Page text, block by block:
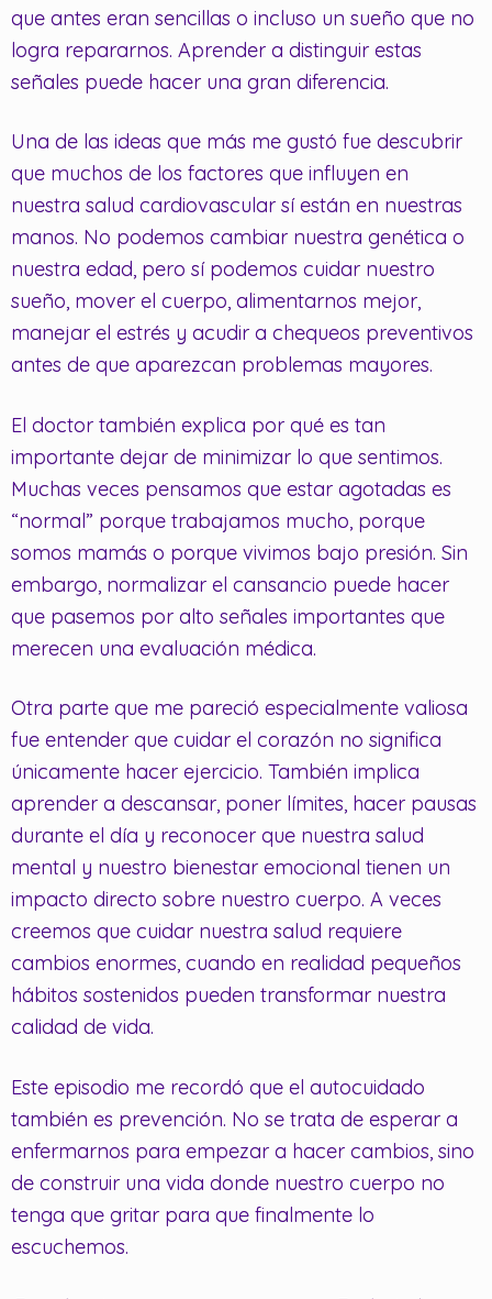
que antes eran sencillas o incluso un sueño que no
logra repararnos. Aprender a distinguir estas
señales puede hacer una gran diferencia.
Una de las ideas que más me gustó fue descubrir
que muchos de los factores que influyen en
nuestra salud cardiovascular sí están en nuestras
manos. No podemos cambiar nuestra genética o
nuestra edad, pero sí podemos cuidar nuestro
sueño, mover el cuerpo, alimentarnos mejor,
manejar el estrés y acudir a chequeos preventivos
antes de que aparezcan problemas mayores.
El doctor también explica por qué es tan
importante dejar de minimizar lo que sentimos.
Muchas veces pensamos que estar agotadas es
“normal” porque trabajamos mucho, porque
somos mamás o porque vivimos bajo presión. Sin
embargo, normalizar el cansancio puede hacer
que pasemos por alto señales importantes que
merecen una evaluación médica.
Otra parte que me pareció especialmente valiosa
fue entender que cuidar el corazón no significa
únicamente hacer ejercicio. También implica
aprender a descansar, poner límites, hacer pausas
durante el día y reconocer que nuestra salud
mental y nuestro bienestar emocional tienen un
impacto directo sobre nuestro cuerpo. A veces
creemos que cuidar nuestra salud requiere
cambios enormes, cuando en realidad pequeños
hábitos sostenidos pueden transformar nuestra
calidad de vida.
Este episodio me recordó que el autocuidado
también es prevención. No se trata de esperar a
enfermarnos para empezar a hacer cambios, sino
de construir una vida donde nuestro cuerpo no
tenga que gritar para que finalmente lo
escuchemos.